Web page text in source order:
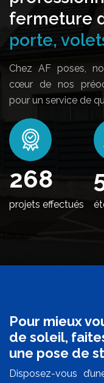
fermeture
porte,
Chez AF poses,
cœur de nos
pour un service de
314
projets effectués
Pour mieux
de soleil,
une pose de
Disposez-vous